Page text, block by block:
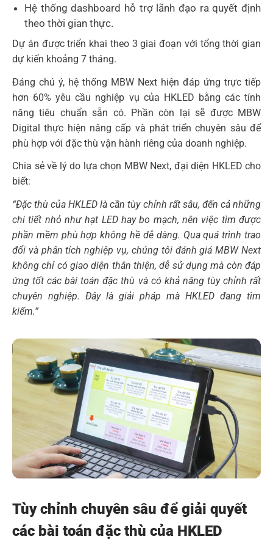
Hệ thống dashboard hỗ trợ lãnh đạo ra quyết định
theo thời gian thực.
Dự án được triển khai theo 3 giai đoạn với tổng thời gian
dự kiến khoảng 7 tháng.
Đáng chú ý, hệ thống MBW Next hiện đáp ứng trực tiếp
hơn 60% yêu cầu nghiệp vụ của HKLED bằng các tính
năng tiêu chuẩn sẵn có. Phần còn lại sẽ được MBW
Digital thực hiện nâng cấp và phát triển chuyên sâu để
phù hợp với đặc thù vận hành riêng của doanh nghiệp.
Chia sẻ về lý do lựa chọn MBW Next, đại diện HKLED cho
biết:
“Đặc thù của HKLED là cần tùy chỉnh rất sâu, đến cả những
chi tiết nhỏ như hạt LED hay bo mạch, nên việc tìm được
phần mềm phù hợp không hề dễ dàng. Qua quá trình trao
đổi và phân tích nghiệp vụ, chúng tôi đánh giá MBW Next
không chỉ có giao diện thân thiện, dễ sử dụng mà còn đáp
ứng tốt các bài toán đặc thù và có khả năng tùy chỉnh rất
chuyên nghiệp. Đây là giải pháp mà HKLED đang tìm
kiếm.”
Tùy chỉnh chuyên sâu để giải quyết
các bài toán đặc thù của HKLED